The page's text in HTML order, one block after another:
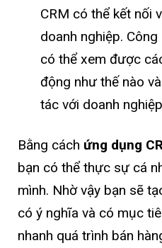
CRM có thể kết nối
doanh nghiệp.
có thể xem được
động như thế nào
tác với doanh
Bằng cách ứng dụng
bạn có thể thực sự cá
mình. Nhờ vậy bạn sẽ
có ý nghĩa và có mục
nhanh quá trình bán